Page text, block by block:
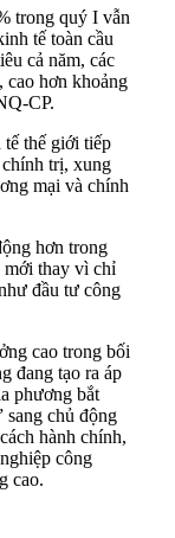
trong quý I vẫn
tế toàn cầu
cả năm, các
cao hơn khoảng
CP.
thế giới tiếp
trị, xung
mại và chính
hơn trong
mới thay vì chỉ
đầu tư công
cao trong bối
đang tạo ra áp
phương bắt
sang chủ động
hành chính,
công
cao.